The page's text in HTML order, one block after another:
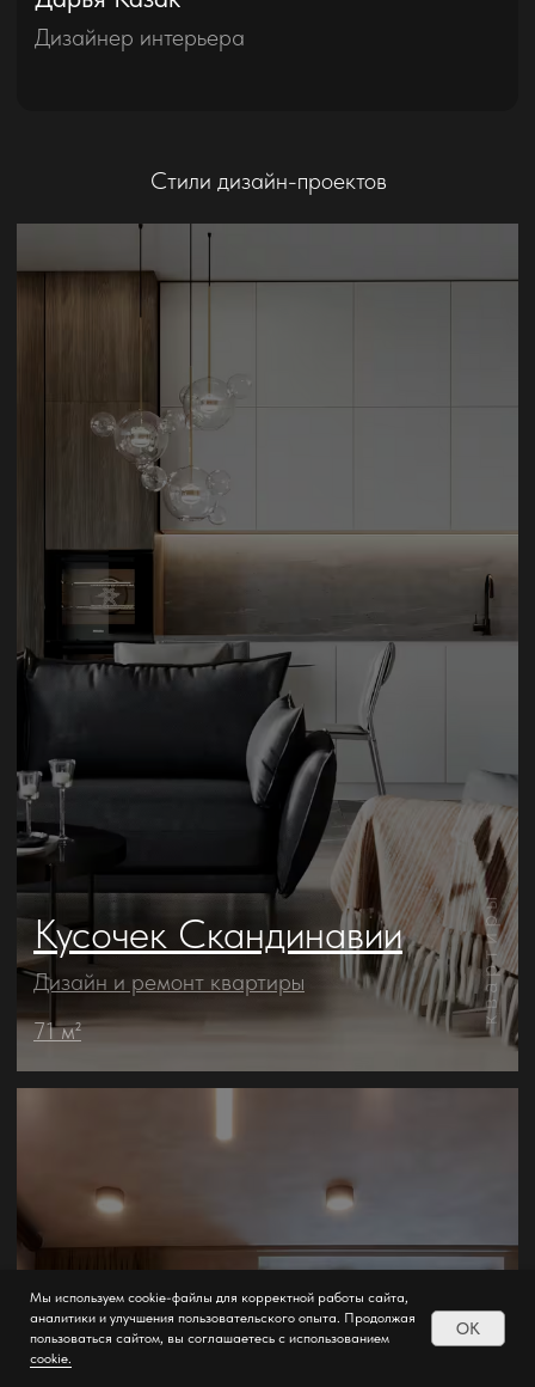
Стили дизайн-проектов
Мы используем cookie-файлы для корректной работы сайта,
аналитики и улучшения пользовательского опыта. Продолжая
пользоваться сайтом, вы соглашаетесь с использованием
cookie.
OK